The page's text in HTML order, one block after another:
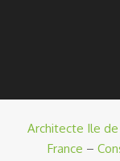
Architecte Ile de
France –